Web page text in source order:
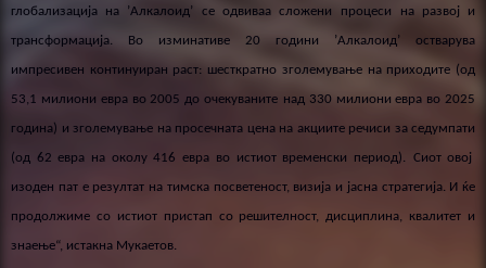
глобализација на ’Алкалоид’ се одвиваа сложени процеси на развој и
трансформација. Во изминативе 20 години ’Алкалоид’ остварува
импресивен континуиран раст: шесткратно зголемување на приходите (од
53,1 милиони евра во 2005 до очекуваните над 330 милиони евра во 2025
година) и зголемување на просечната цена на акциите речиси за седумпати
(од 62 евра на околу 416 евра во истиот временски период). Сиот овој
изоден пат е резултат на тимска посветеност, визија и јасна стратегија. И ќе
продолжиме со истиот пристап со решителност, дисциплина, квалитет и
знаење“, истакна Мукаетов.